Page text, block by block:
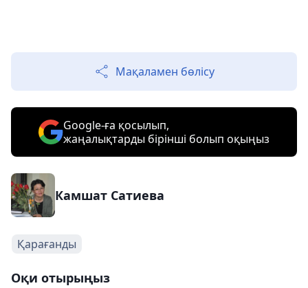
Мақаламен бөлісу
Google-ға қосылып,
жаңалықтарды бірінші болып оқыңыз
Камшат Сатиева
Қарағанды
Оқи отырыңыз